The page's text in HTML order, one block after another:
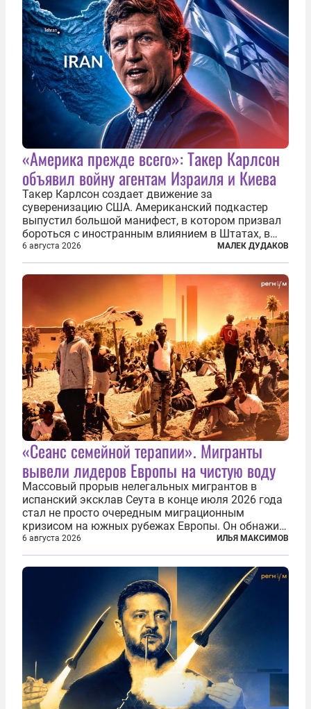
«Америка прежде всего»: Такер Карлсон
объявил войну агентам Израиля и Киева
Такер Карлсон создает движение за
суверенизацию США. Американский подкастер
выпустил большой манифест, в котором призвал
бороться с иностранным влиянием в Штатах, в
первую очередь имея в виду Израиль. А также
прекратить заморские войны, выплатить
репарации Ирану, остановить прием мигрантов...
6 августа 2026 МАЛЕК ДУДАКОВ
«Сеанс семейной терапии». Мигранты
вывели лидеров Европы на чистую воду
Массовый прорыв нелегальных мигрантов в
испанский эксклав Сеута в конце июля 2026 года
стал не просто очередным миграционным
кризисом на южных рубежах Европы. Он обнажил
фундаментальный раскол внутри Евросоюза,
продемонстрировав, что десятилетиями
выстраивавшаяся миграционная политика ЕС
6 августа 2026 ИЛЬЯ МАКСИМОВ